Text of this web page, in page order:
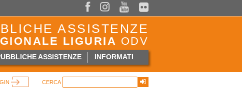
  
ASSISTENZE
LIGURIA ODV
ASSISTENZE INFORMATI
CERCA